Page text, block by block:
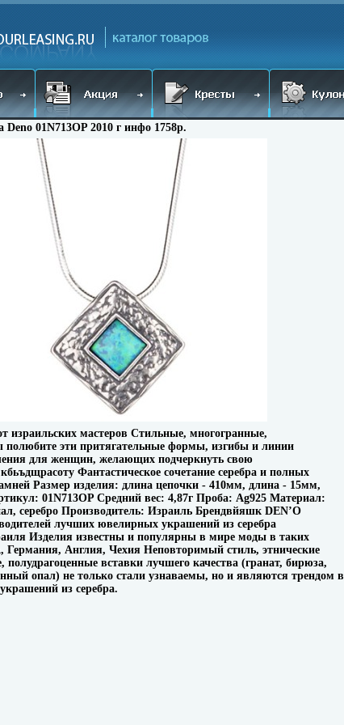
Deno 01N713OP 2010 г инфо 1758p.
израильских мастеров Стильные, многогранные,
полюбите эти притягательные формы, изгибы и линии
для женщин, желающих подчеркнуть свою
Фантастическое сочетание серебра и полных
Размер изделия: длина цепочки - 410мм, длина - 15мм,
01N713OP Средний вес: 4,87г Проба: Ag925 Материал:
серебро Производитель: Израиль Брендвйяшк DEN’O
лучших ювелирных украшений из серебра
Изделия известны и популярны в мире моды в таких
Англия, Чехия Неповторимый стиль, этнические
полудрагоценные вставки лучшего качества (гранат, бирюза,
опал) не только стали узнаваемы, но и являются трендом в
из серебра.